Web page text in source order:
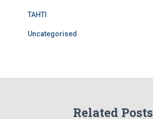
TAHTI
Uncategorised
Related Posts